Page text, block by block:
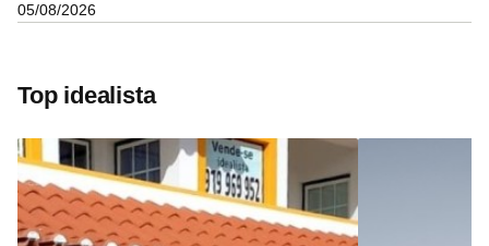
05/08/2026
Top idealista